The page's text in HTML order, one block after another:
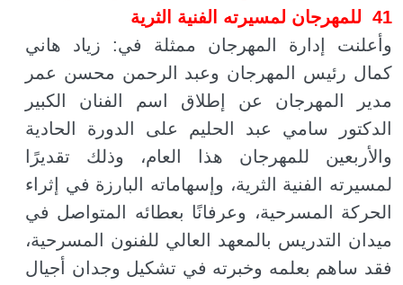
41 للمهرجان لمسيرته الفنية الثرية
وأعلنت إدارة المهرجان ممثلة في: زياد هاني
كمال رئيس المهرجان وعبد الرحمن محسن عمر
مدير المهرجان عن إطلاق اسم الفنان الكبير
الدكتور سامي عبد الحليم على الدورة الحادية
والأربعين للمهرجان هذا العام، وذلك تقديرًا
لمسيرته الفنية الثرية، وإسهاماته البارزة في إثراء
الحركة المسرحية، وعرفانًا بعطائه المتواصل في
ميدان التدريس بالمعهد العالي للفنون المسرحية،
فقد ساهم بعلمه وخبرته في تشكيل وجدان أجيال